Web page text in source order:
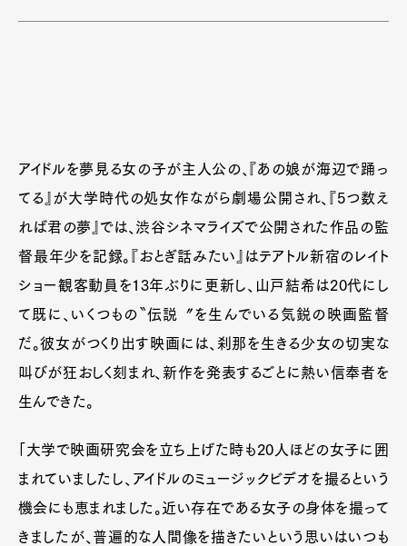
アイドルを夢見る女の子が主人公の、『あの娘が海辺で踊っ
てる』が大学時代の処女作ながら劇場公開され、『5つ数え
れば君の夢』では、渋谷シネマライズで公開された作品の監
督最年少を記録。『おとぎ話みたい』はテアトル新宿のレイト
ショー観客動員を13年ぶりに更新し、山戸結希は20代にし
て既に、いくつもの〝伝説〞を生んでいる気鋭の映画監督
だ。彼女がつくり出す映画には、刹那を生きる少女の切実な
叫びが狂おしく刻まれ、新作を発表するごとに熱い信奉者を
生んできた。
「大学で映画研究会を立ち上げた時も20人ほどの女子に囲
まれていましたし、アイドルのミュージックビデオを撮るという
機会にも恵まれました。近い存在である女子の身体を撮って
きましたが、普遍的な人間像を描きたいという思いはいつも